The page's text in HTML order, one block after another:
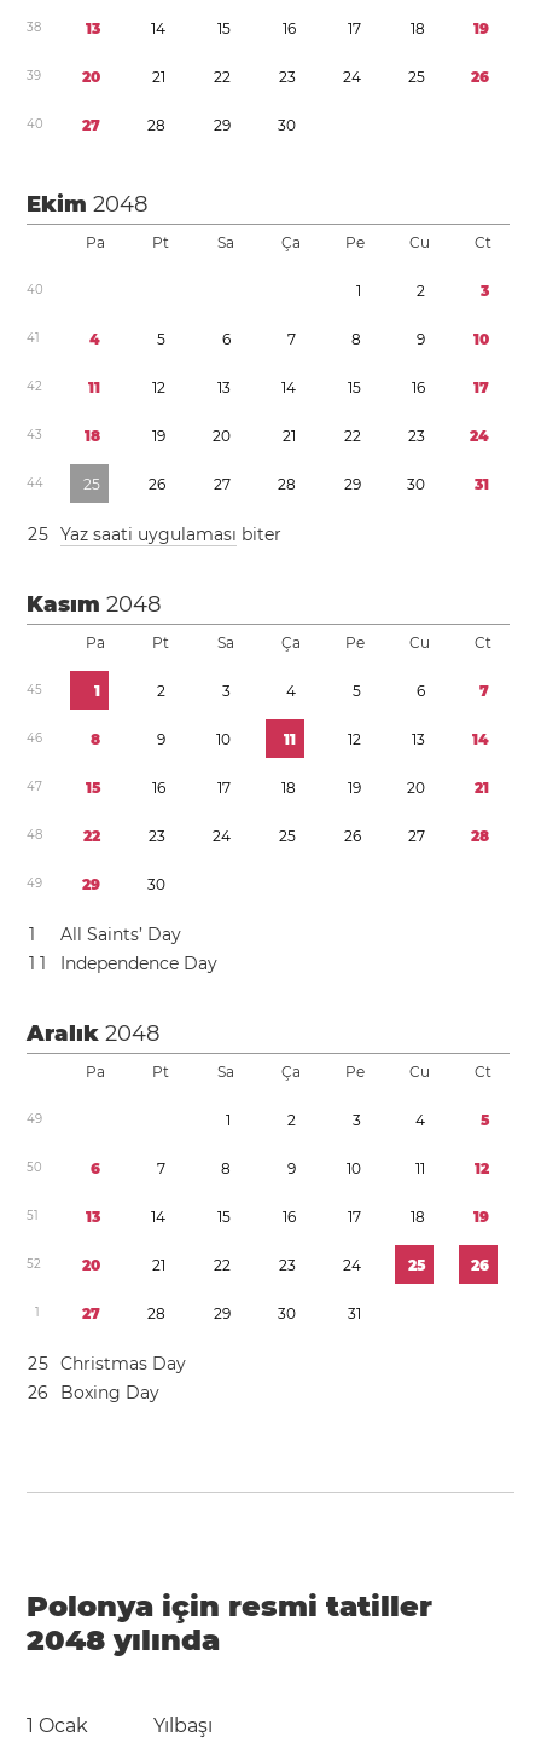
38 13 14 15 16 17 18 19
39 20 21 22 23 24 25 26
40 27 28 29 30
Ekim2048
Pa Pt Sa Ça Pe Cu Ct
40 1 2 3
41 4 5 6 7 8 9 10
42 11 12 13 14 15 16 17
43 18 19 20 21 22 23 24
44 25 26 27 28 29 30 31
25 Yaz saati uygulaması biter
Kasım2048
Pa Pt Sa Ça Pe Cu Ct
45 1 2 3 4 5 6 7
46 8 9 10 11 12 13 14
47 15 16 17 18 19 20 21
48 22 23 24 25 26 27 28
49 29 30
1
All Saints’ Day
1 1 Independence Day
Aralık2048
Pa Pt Sa Ça Pe Cu Ct
49 1 2 3 4 5
50 6 7 8 9 10 11 12
51 13 14 15 16 17 18 19
52 20 21 22 23 24 25 26
1 27 28 29 30 31
25 Christmas Day
26 Boxing Day
Polonya için resmi tatiller
2048 yılında
1 Ocak
Yılbaşı